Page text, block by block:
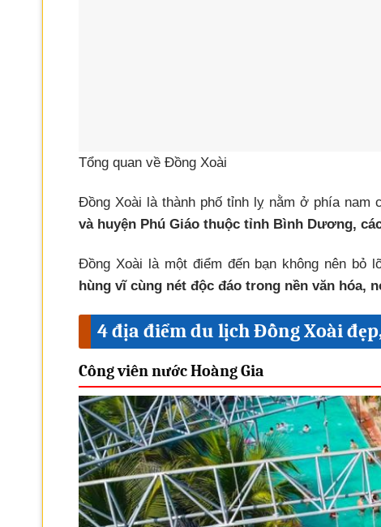
Tổng quan về Đồng Xoài
Đồng Xoài là thành phố tỉnh lỵ nằm ở phía nam
và huyện Phú Giáo thuộc tỉnh Bình Dương,
Đồng Xoài là một điểm đến bạn không nên
hùng vĩ cùng nét độc đáo trong nền văn hóa,
4 địa điểm du lịch Đồng Xoài
Công viên nước Hoàng Gia